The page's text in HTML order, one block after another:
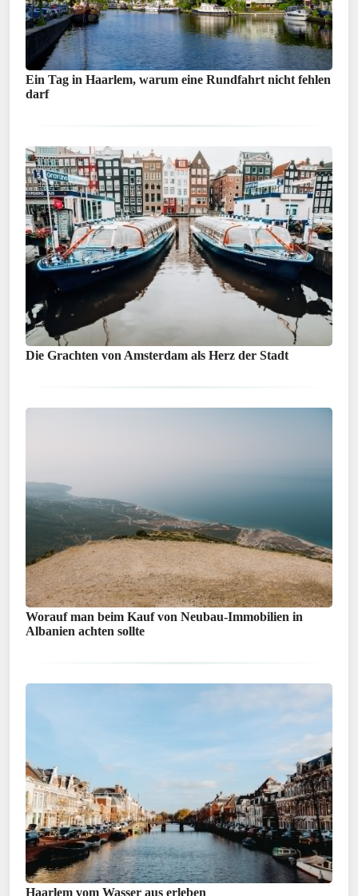
Ein Tag in Haarlem, warum eine Rundfahrt nicht fehlen
darf
Die Grachten von Amsterdam als Herz der Stadt
Worauf man beim Kauf von Neubau-Immobilien in
Albanien achten sollte
Haarlem vom Wasser aus erleben